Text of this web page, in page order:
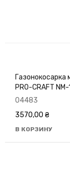
Газонокосарка
PRO-CRAFT
04483
3570,00 ₴
В КОРЗИНУ